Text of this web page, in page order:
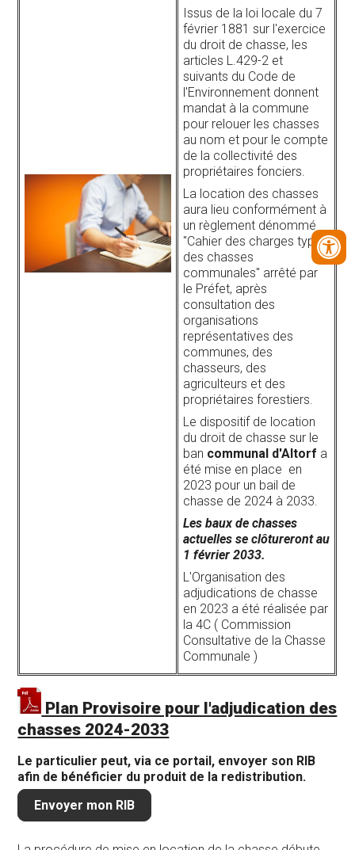
Issus de la loi locale du 7
février 1881 sur l'exercice
du droit de chasse, les
articles L.429-2 et
suivants du Code de
l'Environnement donnent
mandat à la commune
pour relouer les chasses
au nom et pour le compte
de la collectivité des
propriétaires fonciers.
La location des chasses
aura lieu conformément à
un règlement dénommé
"Cahier des charges type
des chasses
communales" arrêté par
le Préfet, après
consultation des
organisations
représentatives des
communes, des
chasseurs, des
agriculteurs et des
propriétaires forestiers.
Le dispositif de location
du droit de chasse sur le
ban communal d'Altorf a
été mise en place en
2023 pour un bail de
chasse de 2024 à 2033.
Les baux de chasses
actuelles se clôtureront au
1 février 2033.
L'Organisation des
adjudications de chasse
en 2023 a été réalisée par
la 4C ( Commission
Consultative de la Chasse
Communale )
Plan Provisoire pour l'adjudication des
chasses 2024-2033
Le particulier peut, via ce portail, envoyer son RIB
afin de bénéficier du produit de la redistribution.
Envoyer mon RIB